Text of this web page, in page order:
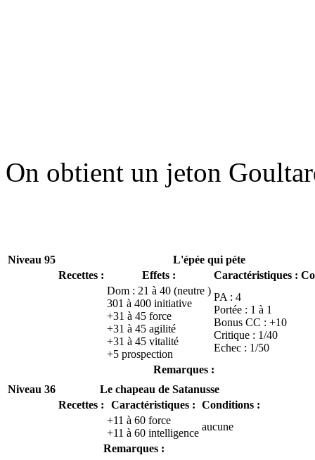
On obtient un jeton
Niveau 95
L'épée qui péte
Recettes :
Effets : Caractéristiques :
Dom : 21 à 40 (neutre )
301 à 400 initiative
+31 à 45 force
+31 à 45 agilité
+31 à 45 vitalité
+5 prospection
PA : 4
Portée : 1 à 1
Bonus CC : +10
Critique : 1/40
Echec : 1/50
Remarques :
Niveau 36
Le chapeau de Satanusse
Recettes :
Caractéristiques : Conditions :
+11 à 60 force
+11 à 60 intelligence
aucune
Remarques :